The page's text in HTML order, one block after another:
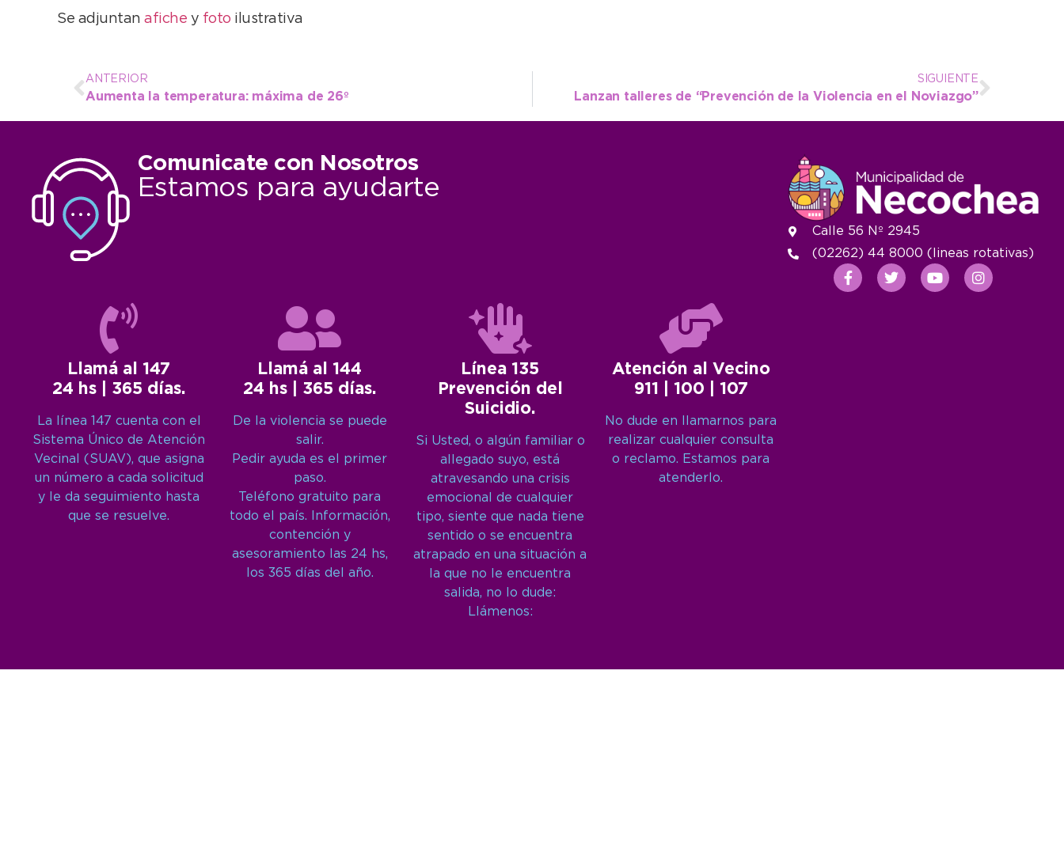
Se adjuntan afiche y foto ilustrativa
ANTERIOR
Aumenta la temperatura: máxima de 26º
SIGUIENTE
Lanzan talleres de “Prevención de la Violencia en el Noviazgo”
Comunicate con Nosotros
Estamos para ayudarte
Llamá al 147
24 hs | 365 días.
La línea 147 cuenta con el
Sistema Único de Atención
Vecinal (SUAV), que asigna
un número a cada solicitud
y le da seguimiento hasta
que se resuelve.
Llamá al 144
24 hs | 365 días.
De la violencia se puede
salir.
Pedir ayuda es el primer
paso.
Teléfono gratuito para
todo el país. Información,
contención y
asesoramiento las 24 hs,
los 365 días del año.
Línea 135
Prevención del
Suicidio.
Si Usted, o algún familiar o
allegado suyo, está
atravesando una crisis
emocional de cualquier
tipo, siente que nada tiene
sentido o se encuentra
atrapado en una situación a
la que no le encuentra
salida, no lo dude:
Llámenos:
Atención al Vecino
911 | 100 | 107
No dude en llamarnos para
realizar cualquier consulta
o reclamo. Estamos para
atenderlo.
Calle 56 Nº 2945
(02262) 44 8000 (lineas rotativas)